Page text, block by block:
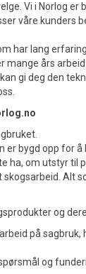
Vi i Norlog er
våre kunders
har lang
mange års
gi deg den
er bygd opp for å
ha, om utstyr til
Alt
og
på sagbruk,
og